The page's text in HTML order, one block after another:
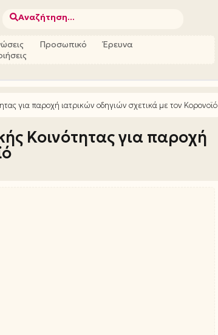
Αναζήτηση...
Προσωπικό
Έρευνα
για παροχή ιατρικών οδηγιών σχετικά με τον Κορονοϊό
Κοινότητας για παροχή